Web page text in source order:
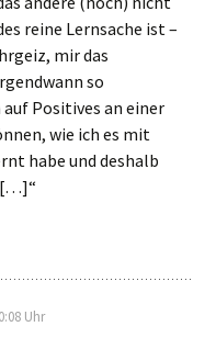
reine Lernsache ist –
mir das
so
Positives an einer
wie ich es mit
habe und deshalb
[…]“
Uhr